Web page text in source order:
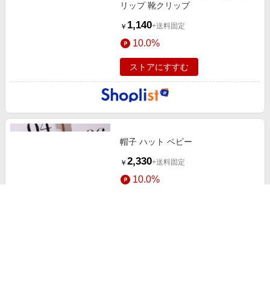
リップ 靴クリップ
￥ 1,140+送料固定
10.0%
ストアにすすむ
帽子 ハット ベビー
￥ 2,330+送料固定
10.0%